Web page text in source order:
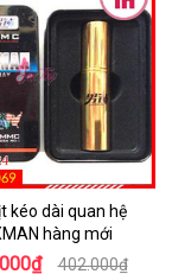
kéo dài quan hệ
hàng mới
402.000₫